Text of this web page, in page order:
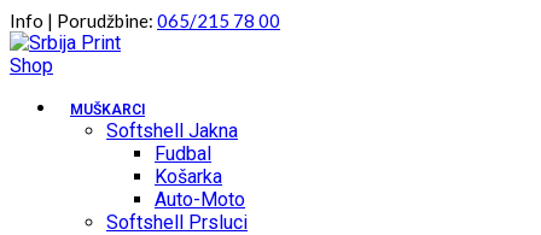
Skip
to
content
Info | Porudžbine: 065/215 78 00
MUŠKARCI
Softshell Jakna
Fudbal
Košarka
Auto-Moto
Softshell Prsluci